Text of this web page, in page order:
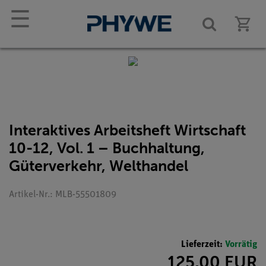
☰
Interaktives Arbeitsheft Wirtschaft
10-12, Vol. 1 – Buchhaltung,
Güterverkehr, Welthandel
Artikel-Nr.: MLB-55501809
Lieferzeit: Vorrätig
125,00 EUR